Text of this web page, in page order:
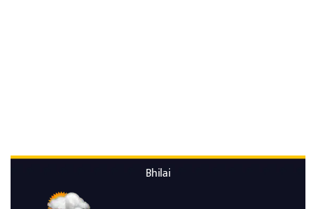
Bhilai